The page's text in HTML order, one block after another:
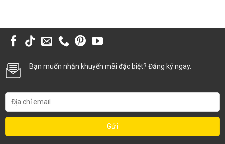
Bạn muốn nhận khuyến mãi đặc biệt? Đăng ký ngay.